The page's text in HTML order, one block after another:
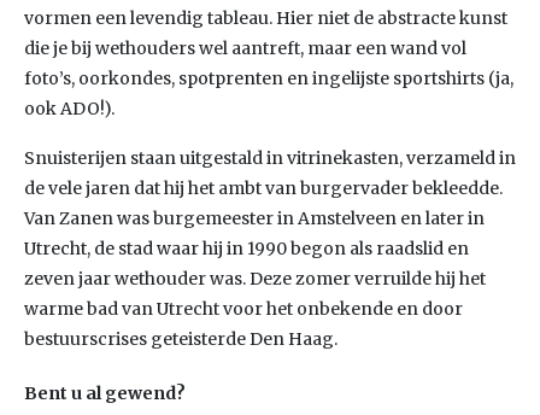
vormen een levendig tableau. Hier niet de abstracte kunst
die je bij wethouders wel aantreft, maar een wand vol
foto’s, oorkondes, spotprenten en ingelijste sportshirts (ja,
ook ADO!).
Snuisterijen staan uitgestald in vitrinekasten, verzameld in
de vele jaren dat hij het ambt van burgervader bekleedde.
Van Zanen was burgemeester in Amstelveen en later in
Utrecht, de stad waar hij in 1990 begon als raadslid en
zeven jaar wethouder was. Deze zomer verruilde hij het
warme bad van Utrecht voor het onbekende en door
bestuurscrises geteisterde Den Haag.
Bent u al gewend?